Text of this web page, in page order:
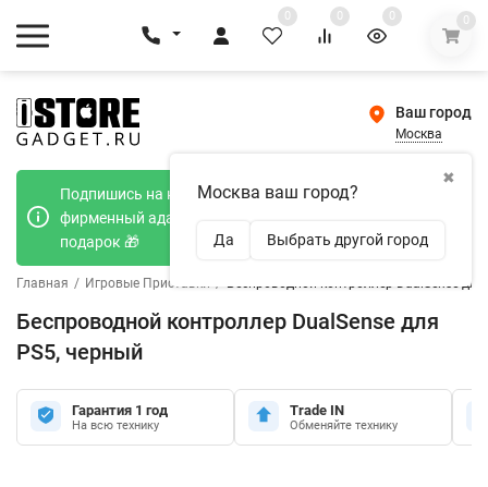
0 0 0 0
Ваш город
Москва
✖
Москва ваш город?
Да Выбрать другой город
Подпишись на наш телеграмм канал и получи
фирменный адаптер Type-C 20W при покупке в
подарок 🎁
Главная / Игровые Приставки / Беспроводной контроллер DualSense
Беспроводной контроллер DualSense для
PS5, черный
Гарантия 1 год
На всю технику
Trade IN
Обменяйте технику